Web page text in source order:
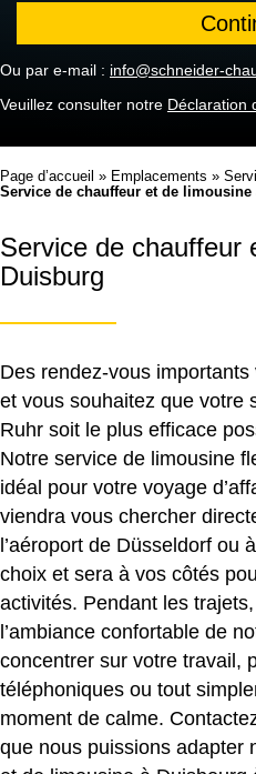
Ou par e-mail : info@schneider-
Veuillez consulter notre Déclaration
Page d’accueil » Emplacements »
Service de chauffeur et de limousine
Service de chauffeur
Duisburg
Des rendez-vous
et vous souhaitez que votre
Ruhr soit le plus efficace
Notre service de limousine
idéal pour votre voyage
viendra vous chercher
l’aéroport de Düsseldorf ou
choix et sera à vos côtés
activités. Pendant les
l’ambiance confortable de
concentrer sur votre travail,
téléphoniques ou tout
moment de calme.
que nous puissions adapter